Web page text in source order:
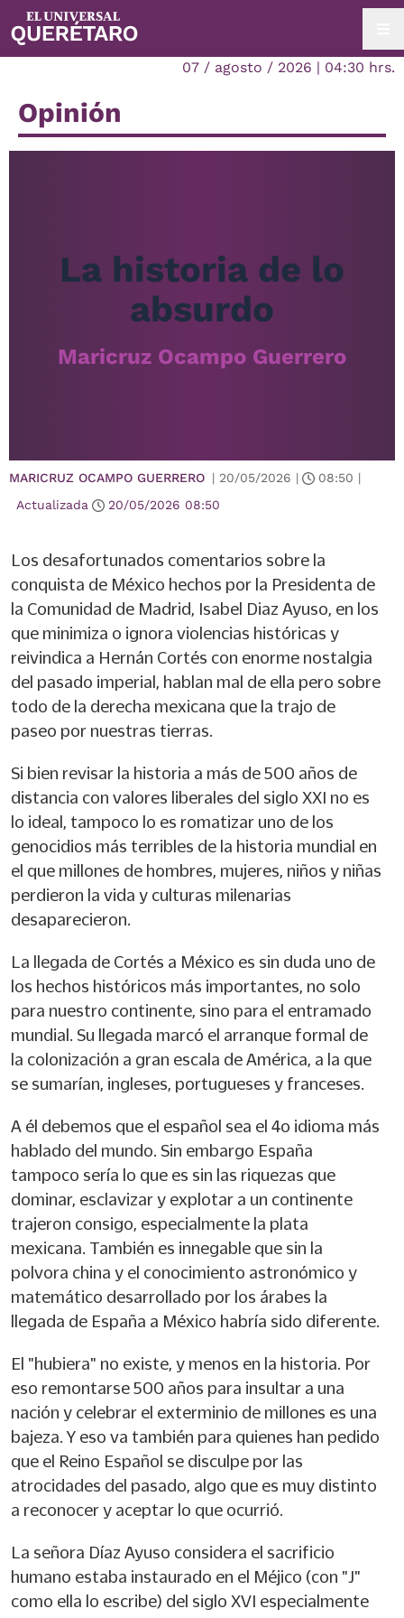
07 / agosto / 2026 | 04:30 hrs.
Opinión
La historia de lo
absurdo
Maricruz Ocampo Guerrero
MARICRUZ OCAMPO GUERRERO | 20/05/2026 | 08:50 |
Actualizada
20/05/2026 08:50
Los desafortunados comentarios sobre la
conquista de México hechos por la Presidenta de
la Comunidad de Madrid, Isabel Diaz Ayuso, en los
que minimiza o ignora violencias históricas y
reivindica a Hernán Cortés con enorme nostalgia
del pasado imperial, hablan mal de ella pero sobre
todo de la derecha mexicana que la trajo de
paseo por nuestras tierras.
Si bien revisar la historia a más de 500 años de
distancia con valores liberales del siglo XXI no es
lo ideal, tampoco lo es romatizar uno de los
genocidios más terribles de la historia mundial en
el que millones de hombres, mujeres, niños y niñas
perdieron la vida y culturas milenarias
desaparecieron.
La llegada de Cortés a México es sin duda uno de
los hechos históricos más importantes, no solo
para nuestro continente, sino para el entramado
mundial. Su llegada marcó el arranque formal de
la colonización a gran escala de América, a la que
se sumarían, ingleses, portugueses y franceses.
A él debemos que el español sea el 4o idioma más
hablado del mundo. Sin embargo España
tampoco sería lo que es sin las riquezas que
dominar, esclavizar y explotar a un continente
trajeron consigo, especialmente la plata
mexicana. También es innegable que sin la
polvora china y el conocimiento astronómico y
matemático desarrollado por los árabes la
llegada de España a México habría sido diferente.
El "hubiera" no existe, y menos en la historia. Por
eso remontarse 500 años para insultar a una
nación y celebrar el exterminio de millones es una
bajeza. Y eso va también para quienes han pedido
que el Reino Español se disculpe por las
atrocidades del pasado, algo que es muy distinto
a reconocer y aceptar lo que ocurrió.
La señora Díaz Ayuso considera el sacrificio
humano estaba instaurado en el Méjico (con "J"
como ella lo escribe) del siglo XVI especialmente